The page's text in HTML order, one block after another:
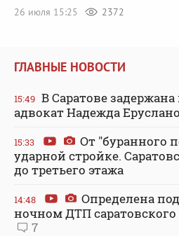
26 июля 15:25
2372
ГЛАВНЫЕ НОВОСТИ
15:49 В Саратове
адвокат Надежда
15:33
От "буранного
ударной стройке.
до третьего этажа
14:48
Определена
ночном ДТП саратовского
7